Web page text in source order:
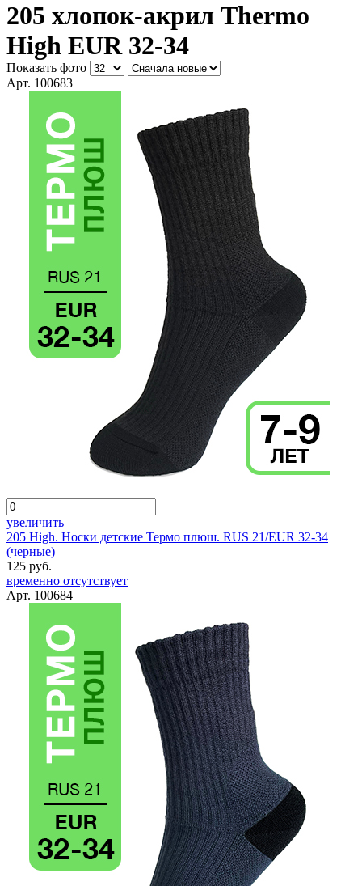
205 хлопок-акрил Thermo
High EUR 32-34
Показать фото
Арт. 100683
увеличить
205 High. Носки детские Термо плюш. RUS 21/EUR 32-34
(черные)
125 руб.
временно отсутствует
Арт. 100684